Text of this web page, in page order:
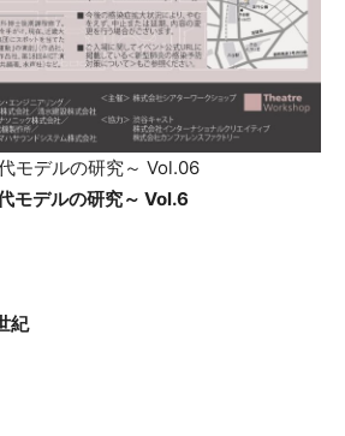
モデルの研究～ Vol.06
モデルの研究～ Vol.6
紀